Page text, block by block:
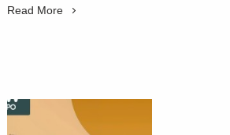
Read More